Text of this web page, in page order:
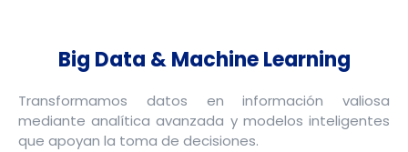
Big Data & Machine Learning
Transformamos datos en información valiosa
mediante analítica avanzada y modelos inteligentes
que apoyan la toma de decisiones.